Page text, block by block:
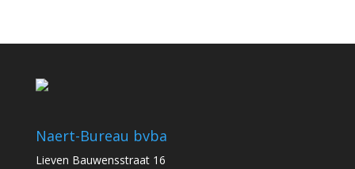
Naert-Bureau bvba
Lieven Bauwensstraat 16